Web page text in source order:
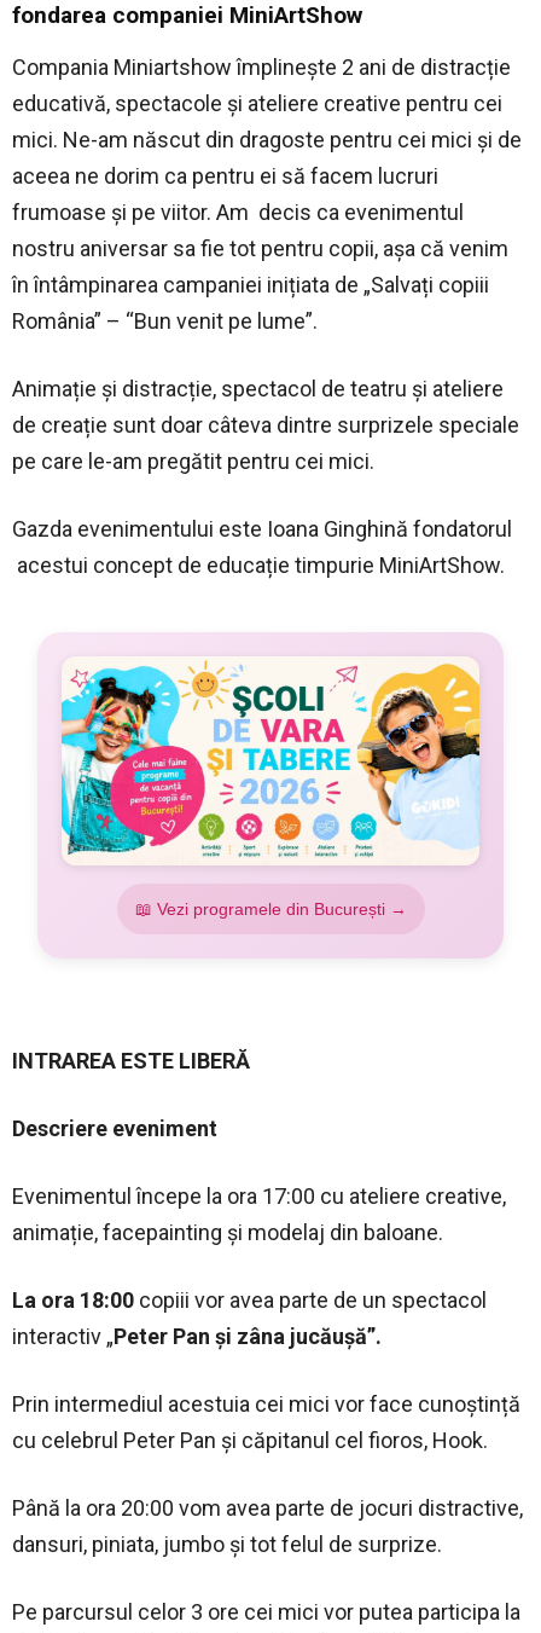
fondarea companiei MiniArtShow
Compania Miniartshow împlinește 2 ani de distracție
educativă, spectacole și ateliere creative pentru cei
mici. Ne-am născut din dragoste pentru cei mici și de
aceea ne dorim ca pentru ei să facem lucruri
frumoase și pe viitor. Am decis ca evenimentul
nostru aniversar sa fie tot pentru copii, așa că venim
în întâmpinarea campaniei inițiata de „Salvați copiii
România” – “Bun venit pe lume”.
Animație și distracție, spectacol de teatru și ateliere
de creație sunt doar câteva dintre surprizele speciale
pe care le-am pregătit pentru cei mici.
Gazda evenimentului este Ioana Ginghină fondatorul
acestui concept de educație timpurie MiniArtShow.
📖 Vezi programele din București →
INTRAREA ESTE LIBERĂ
Descriere eveniment
Evenimentul începe la ora 17:00 cu ateliere creative,
animație, facepainting și modelaj din baloane.
La ora 18:00 copiii vor avea parte de un spectacol
interactiv „Peter Pan și zâna jucăușă”.
Prin intermediul acestuia cei mici vor face cunoștință
cu celebrul Peter Pan și căpitanul cel fioros, Hook.
Până la ora 20:00 vom avea parte de jocuri distractive,
dansuri, piniata, jumbo și tot felul de surprize.
Pe parcursul celor 3 ore cei mici vor putea participa la